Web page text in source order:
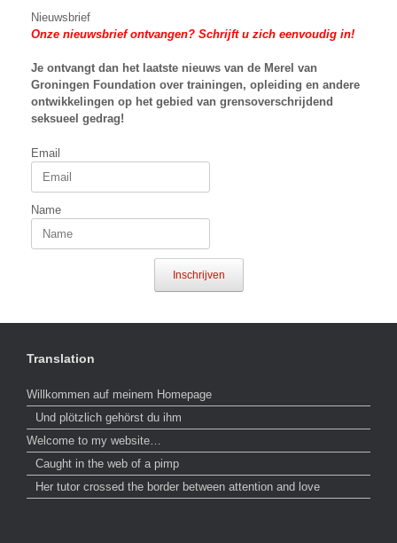
Nieuwsbrief
Onze nieuwsbrief ontvangen? Schrijft u zich eenvoudig in!
Je ontvangt dan het laatste nieuws van de Merel van
Groningen Foundation over trainingen, opleiding en andere
ontwikkelingen op het gebied van grensoverschrijdend
seksueel gedrag!
Email
Name
Inschrijven
Translation
Willkommen auf meinem Homepage
Und plötzlich gehörst du ihm
Welcome to my website…
Caught in the web of a pimp
Her tutor crossed the border between attention and love